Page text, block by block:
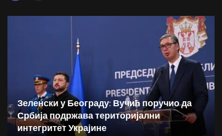
Зеленски у Београду: Вучић поручио да
Србија подржава територијални
интегритет Украјине